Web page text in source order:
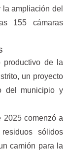
ampliación del
155 cámaras
productivo de la
un proyecto
del municipio y
2025 comenzó a
sólidos
camión para la